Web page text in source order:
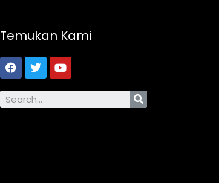
Temukan Kami